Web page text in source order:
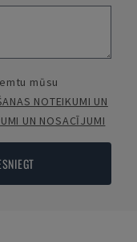
mūsu
NOTEIKUMI UN
UN NOSACĪJUMI